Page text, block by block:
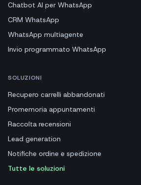
Chatbot AI per WhatsApp
CRM WhatsApp
WhatsApp multiagente
Invio programmato WhatsApp
SOLUZIONI
Recupero carrelli abbandonati
Promemoria appuntamenti
Raccolta recensioni
Lead generation
Notifiche ordine e spedizione
Tutte le soluzioni